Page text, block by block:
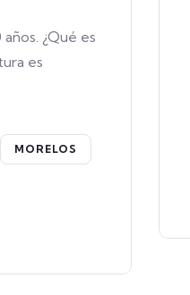
¿Qué es
es
MORELOS